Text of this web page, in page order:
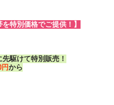
特別価格でご提供！】
駆けて特別販売！
円から